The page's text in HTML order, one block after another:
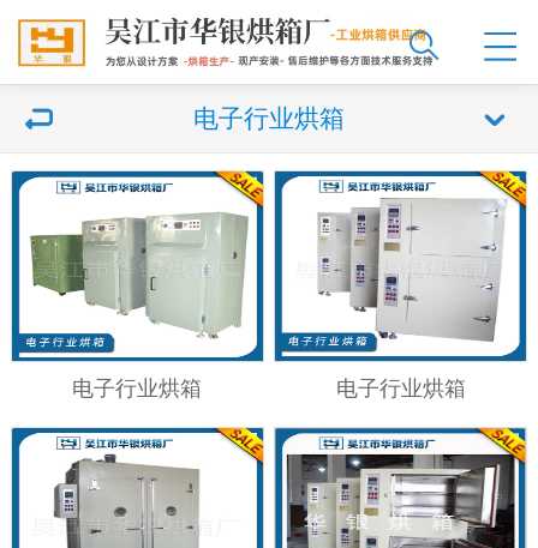
电子行业烘箱
电子行业烘箱 电子行业烘箱